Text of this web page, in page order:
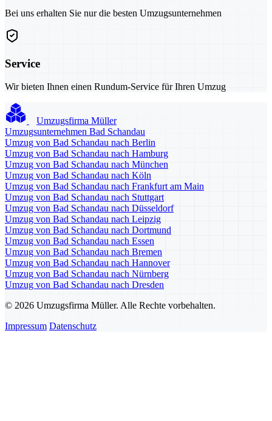
Bei uns erhalten Sie nur die besten Umzugsunternehmen
Service
Wir bieten Ihnen einen Rundum-Service für Ihren Umzug
Umzugsfirma Müller
Umzugsunternehmen Bad Schandau
Umzug von Bad Schandau nach Berlin
Umzug von Bad Schandau nach Hamburg
Umzug von Bad Schandau nach München
Umzug von Bad Schandau nach Köln
Umzug von Bad Schandau nach Frankfurt am Main
Umzug von Bad Schandau nach Stuttgart
Umzug von Bad Schandau nach Düsseldorf
Umzug von Bad Schandau nach Leipzig
Umzug von Bad Schandau nach Dortmund
Umzug von Bad Schandau nach Essen
Umzug von Bad Schandau nach Bremen
Umzug von Bad Schandau nach Hannover
Umzug von Bad Schandau nach Nürnberg
Umzug von Bad Schandau nach Dresden
© 2026 Umzugsfirma Müller. Alle Rechte vorbehalten.
Impressum Datenschutz